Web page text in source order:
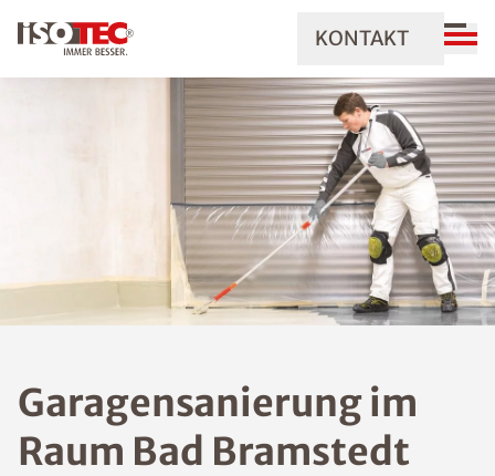
KONTAKT
Garagensanierung im
Raum Bad Bramstedt